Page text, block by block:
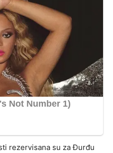
rezervisana su za Đurđu